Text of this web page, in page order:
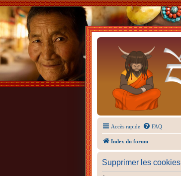
Accès rapide FAQ
Index du forum
Supprimer les cookies